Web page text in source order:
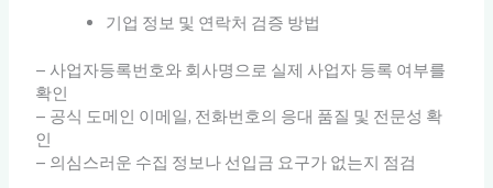
기업 정보 및 연락처 검증 방법
– 사업자등록번호와 회사명으로 실제 사업자 등록 여부를
확인
– 공식 도메인 이메일, 전화번호의 응대 품질 및 전문성 확
인
– 의심스러운 수집 정보나 선입금 요구가 없는지 점검